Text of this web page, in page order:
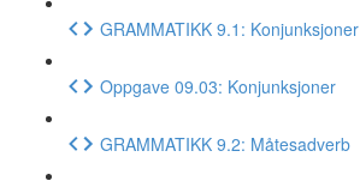
GRAMMATIKK 9.1: Konjunksjoner
Oppgave 09.03: Konjunksjoner
GRAMMATIKK 9.2: Måtesadverb